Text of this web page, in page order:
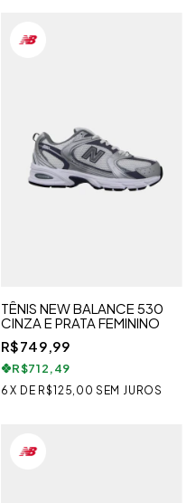
TÊNIS NEW BALANCE 530
CINZA E PRATA FEMININO
R$749,99
R$712,49
6 X DE R$125,00 SEM JUROS